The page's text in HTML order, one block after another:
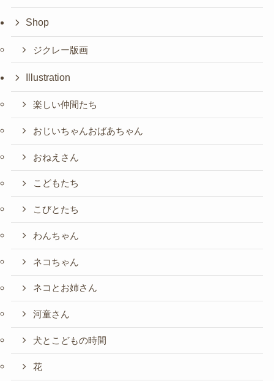
Shop
ジクレー版画
Illustration
楽しい仲間たち
おじいちゃんおばあちゃん
おねえさん
こどもたち
こびとたち
わんちゃん
ネコちゃん
ネコとお姉さん
河童さん
犬とこどもの時間
花